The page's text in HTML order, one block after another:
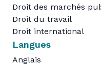
Droit des marchés
Droit du travail
Droit international
Langues
Anglais